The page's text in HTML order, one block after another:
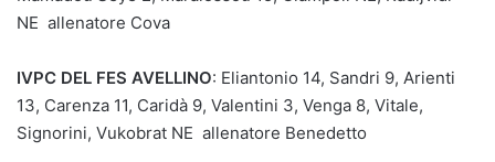
NE allenatore Cova
IVPC DEL FES AVELLINO: Eliantonio 14, Sandri 9, Arienti
13, Carenza 11, Caridà 9, Valentini 3, Venga 8, Vitale,
Signorini, Vukobrat NE allenatore Benedetto